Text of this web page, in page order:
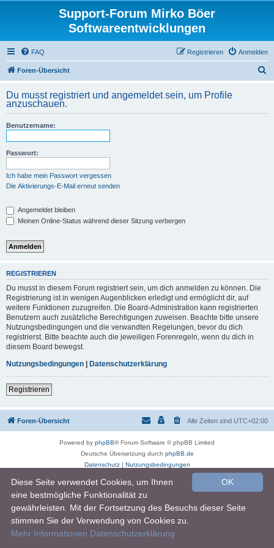
Support-Forum Mirko Böer
Softwareentwicklungen
FAQ Anmelden
Registrieren
Foren-Übersicht
h
Du musst registriert und angemeldet sein, um Profile
anzuschauen.
Benutzername:
Passwort:
Ich habe mein Passwort vergessen
Die Aktivierungs-E-Mail erneut senden
Angemeldet bleiben
Meinen Online-Status während dieser Sitzung verbergen
REGISTRIEREN
Du musst in diesem Forum registriert sein, um dich anmelden zu können. Die
Registrierung ist in wenigen Augenblicken erledigt und ermöglicht dir, auf
weitere Funktionen zuzugreifen. Die Board-Administration kann registrierten
Benutzern auch zusätzliche Berechtigungen zuweisen. Beachte bitte unsere
Nutzungsbedingungen und die verwandten Regelungen, bevor du dich
registrierst. Bitte beachte auch die jeweiligen Forenregeln, wenn du dich in
diesem Board bewegst.
Nutzungsbedingungen | Datenschutzerklärung
Registrieren
Foren-Übersicht Alle Zeiten sind UTC+02:00
Powered by phpBB® Forum Software © phpBB Limited
Deutsche Übersetzung durch phpBB.de
Datenschutz| Nutzungsbedingungen
OK
Diese Seite verwendet Cookies, um Ihnen
eine bestmögliche Funktionalität zu
gewährleisten. Mit der Fortsetzung des Besuchs dieser Seite
stimmen Sie der Verwendung von Cookies zu.
Mehr Informationen Datenschutzerklärung